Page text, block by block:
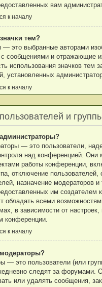
вам
к началу
тем?
— это выбранные авторами
с сообщениями и отражающие
использования значков тем
установленных
к началу
и
администраторы?
— это пользователи,
над конференцией. Они
работы конференции,
отключение пользователей,
назначение модераторов
им создателем
обладать всеми
в зависимости от настроек,
конференции.
к началу
— это пользователи (или
следят за форумами.
или удалять сообщения,